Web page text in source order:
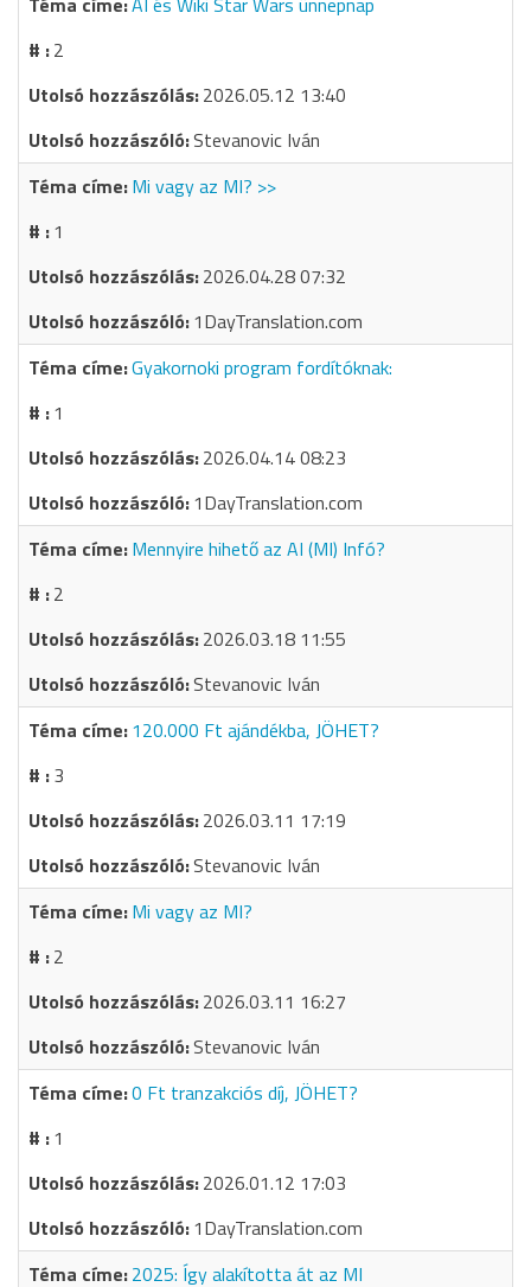
2
2026.05.12 13:40
Stevanovic Iván
Mi vagy az MI? >>
1
2026.04.28 07:32
1DayTranslation.com
Gyakornoki program fordítóknak:
1
2026.04.14 08:23
1DayTranslation.com
Mennyire hihető az AI (MI) Infó?
2
2026.03.18 11:55
Stevanovic Iván
120.000 Ft ajándékba, JÖHET?
3
2026.03.11 17:19
Stevanovic Iván
Mi vagy az MI?
2
2026.03.11 16:27
Stevanovic Iván
0 Ft tranzakciós díj, JÖHET?
1
2026.01.12 17:03
1DayTranslation.com
2025: Így alakította át az MI